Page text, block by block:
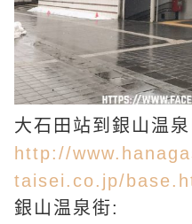
大石田站到銀山温
http://
taisei.co.jp/
銀山温泉街: